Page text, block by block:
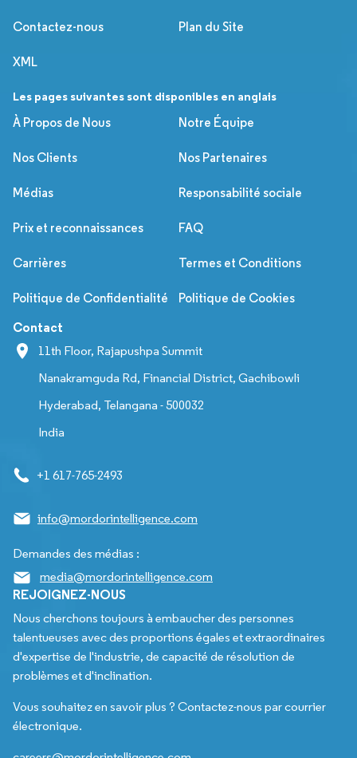
Contactez-nous Plan du Site
XML
Les pages suivantes sont disponibles en anglais
À Propos de Nous
Notre Équipe
Nos Clients Nos Partenaires
Médias Responsabilité sociale
Prix et reconnaissances FAQ
Carrières Termes et Conditions
Politique de Confidentialité Politique de Cookies
Contact
11th Floor, Rajapushpa Summit
Nanakramguda Rd, Financial District, Gachibowli
Hyderabad, Telangana - 500032
India
+1 617-765-2493
info@mordorintelligence.com
Demandes des médias :
media@mordorintelligence.com
REJOIGNEZ-NOUS
Nous cherchons toujours à embaucher des personnes
talentueuses avec des proportions égales et extraordinaires
d'expertise de l'industrie, de capacité de résolution de
problèmes et d'inclination.
Vous souhaitez en savoir plus ? Contactez-nous par courrier
électronique.